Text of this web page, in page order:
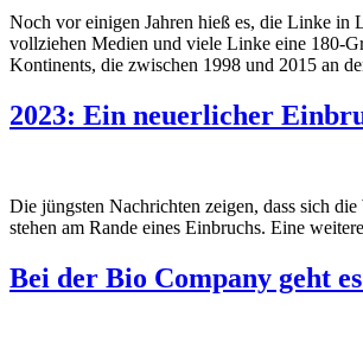
Noch vor einigen Jahren hieß es, die Linke in
vollziehen Medien und viele Linke eine 180-
Kontinents, die zwischen 1998 und 2015 an
2023: Ein neuerlicher
Die jüngsten Nachrichten zeigen, dass sich
stehen am Rande eines Einbruchs. Eine
Bei der Bio Company geht